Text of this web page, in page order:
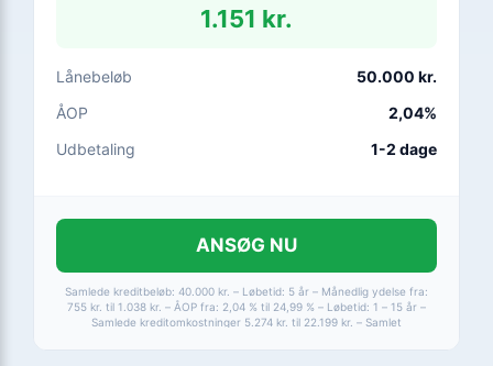
1.151 kr.
Lånebeløb
50.000 kr.
ÅOP
2,04%
Udbetaling
1-2 dage
ANSØG NU
Samlede kreditbeløb: 40.000 kr. – Løbetid: 5 år – Månedlig ydelse fra:
755 kr. til 1.038 kr. – ÅOP fra: 2,04 % til 24,99 % – Løbetid: 1 – 15 år –
Samlede kreditomkostninger 5.274 kr. til 22.199 kr. – Samlet